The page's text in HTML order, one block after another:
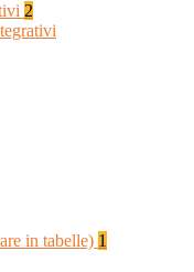
2
in tabelle) 1